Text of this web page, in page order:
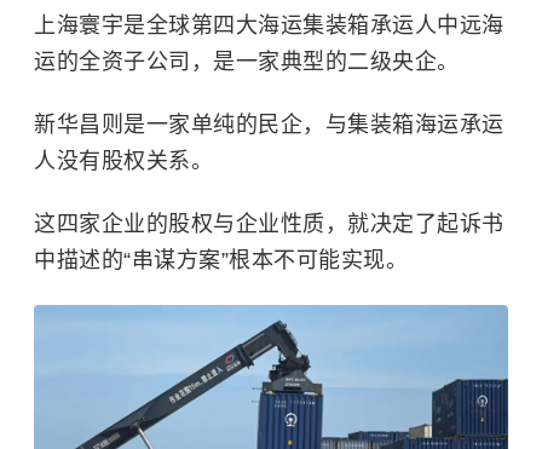
上海寰宇是全球第四大海运集装箱承运人中远海
运的全资子公司，是一家典型的二级央企。
新华昌则是一家单纯的民企，与集装箱海运承运
人没有股权关系。
这四家企业的股权与企业性质，就决定了起诉书
中描述的“串谋方案”根本不可能实现。